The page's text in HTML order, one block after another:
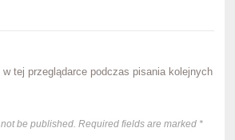
tej przeglądarce podczas pisania kolejnych
be published. Required fields are marked *